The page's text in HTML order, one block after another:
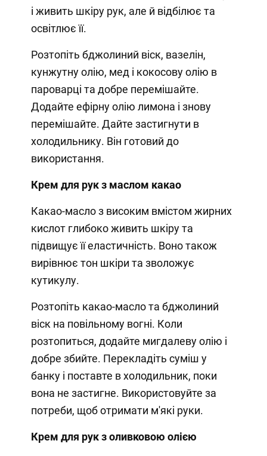
і живить шкіру рук, але й відбілює та
освітлює її.
Розтопіть бджолиний віск, вазелін,
кунжутну олію, мед і кокосову олію в
пароварці та добре перемішайте.
Додайте ефірну олію лимона і знову
перемішайте. Дайте застигнути в
холодильнику. Він готовий до
використання.
Крем для рук з маслом какао
Какао-масло з високим вмістом жирних
кислот глибоко живить шкіру та
підвищує її еластичність. Воно також
вирівнює тон шкіри та зволожує
кутикулу.
Розтопіть какао-масло та бджолиний
віск на повільному вогні. Коли
розтопиться, додайте мигдалеву олію і
добре збийте. Перекладіть суміш у
банку і поставте в холодильник, поки
вона не застигне. Використовуйте за
потреби, щоб отримати м'які руки.
Крем для рук з оливковою олією